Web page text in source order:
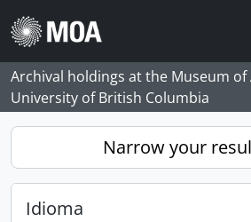
Skip to main content
Archival holdings at the Museum
University of British Columbia
Narrow your
Idioma